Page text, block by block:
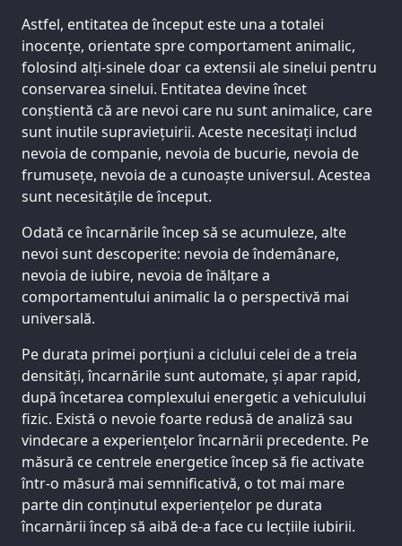
Astfel, entitatea de început este una a totalei
inocențe, orientate spre comportament animalic,
folosind alți-sinele doar ca extensii ale sinelui pentru
conservarea sinelui. Entitatea devine încet
conștientă că are nevoi care nu sunt animalice, care
sunt inutile supraviețuirii. Aceste necesitați includ
nevoia de companie, nevoia de bucurie, nevoia de
frumusețe, nevoia de a cunoaște universul. Acestea
sunt necesitățile de început.
Odată ce încarnările încep să se acumuleze, alte
nevoi sunt descoperite: nevoia de îndemânare,
nevoia de iubire, nevoia de înălțare a
comportamentului animalic la o perspectivă mai
universală.
Pe durata primei porțiuni a ciclului celei de a treia
densități, încarnările sunt automate, și apar rapid,
după încetarea complexului energetic a vehiculului
fizic. Există o nevoie foarte redusă de analiză sau
vindecare a experiențelor încarnării precedente. Pe
măsură ce centrele energetice încep să fie activate
într-o măsură mai semnificativă, o tot mai mare
parte din conținutul experiențelor pe durata
încarnării încep să aibă de-a face cu lecțiile iubirii.